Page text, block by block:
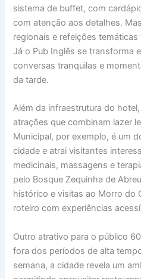
sistema de buffet, com
com atenção aos detalhes.
regionais e refeições
Já o Pub Inglês se transforma
conversas tranquilas e
da tarde.
Além da infraestrutura do
atrações que combinam lazer
Municipal, por exemplo, é um
cidade e atrai visitantes
medicinais, massagens e
pelo Bosque Zequinha de
histórico e visitas ao Morro do
roteiro com experiências
Outro atrativo para o público
fora dos períodos de alta
semana, a cidade revela um